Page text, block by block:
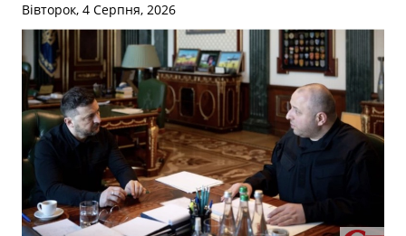
Вівторок, 4 Серпня, 2026